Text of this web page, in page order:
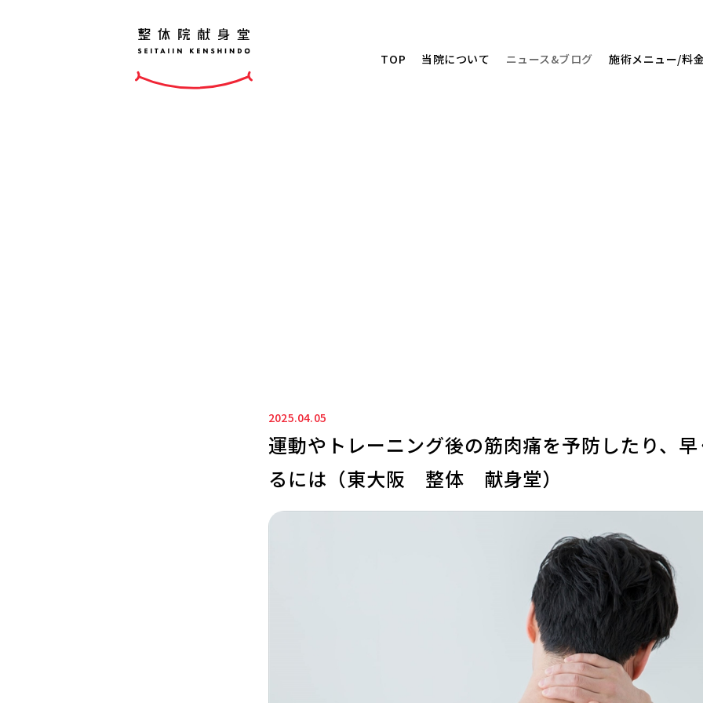
TOP 当院について ニュース&ブログ 施術メニュー/料
2025.04.05
運動やトレーニング後の筋肉痛を予防したり、
るには（東大阪 整体 献身堂）